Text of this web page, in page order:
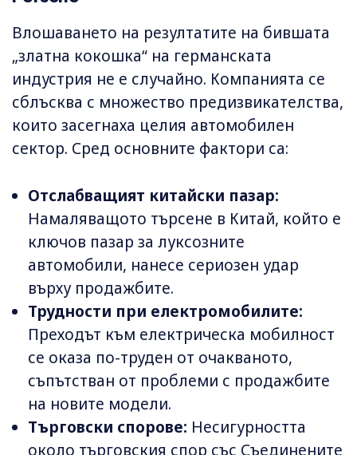
Влошаването на резултатите на бившата
„златна кокошка“ на германската
индустрия не е случайно. Компанията се
сблъсква с множество предизвикателства,
които засегнаха целия автомобилен
сектор. Сред основните фактори са:
Отслабващият китайски пазар:
Намаляващото търсене в Китай, който е
ключов пазар за луксозните
автомобили, нанесе сериозен удар
върху продажбите.
Трудности при електромобилите:
Преходът към електрическа мобилност
се оказа по-труден от очакваното,
съпътстван от проблеми с продажбите
на новите модели.
Търговски спорове: Несигурността
около търговския спор със Съединените